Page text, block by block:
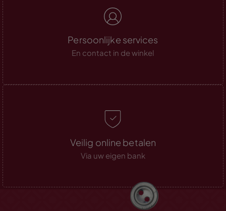
Persoonlijke services
En contact in de winkel
Veilig online betalen
Via uw eigen bank